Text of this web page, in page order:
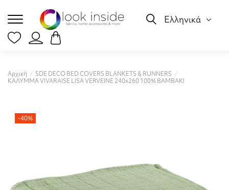
Ελληνικά
Αρχική
SDE DECO BED COVERS BLANKETS & RUNNERS
ΚΑΛΥΜΜΑ VIVARAISE LISA VERVEINE 240x260 100% ΒΑΜΒΑΚΙ
-40%